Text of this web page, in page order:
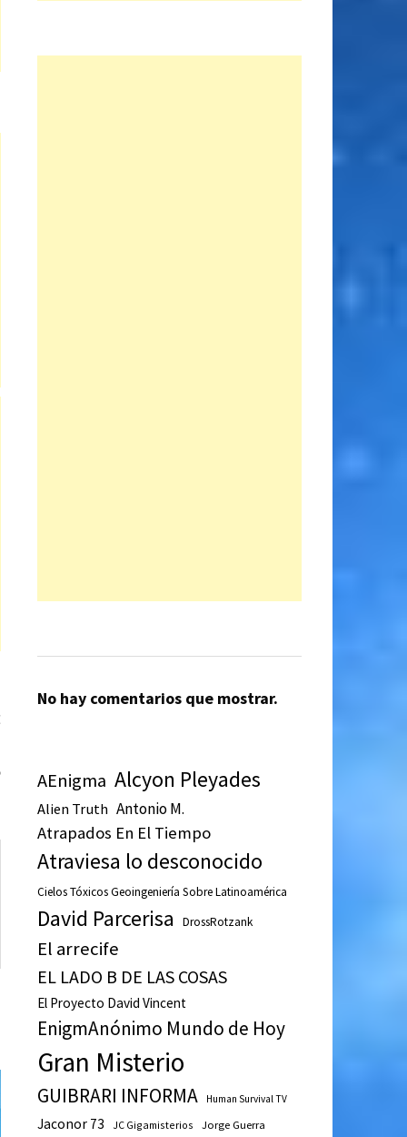
Entrada
No hay comentarios que mostrar.
AEnigma Alcyon Pleyades
Alien Truth Antonio M.
Atrapados En El Tiempo
Atraviesa lo desconocido
Cielos Tóxicos Geoingeniería Sobre Latinoamérica
David Parcerisa DrossRotzank
El arrecife
EL LADO B DE LAS COSAS
El Proyecto David Vincent
EnigmAnónimo Mundo de Hoy
Gran Misterio
GUIBRARI INFORMA Human Survival TV
Jaconor 73 JC Gigamisterios Jorge Guerra